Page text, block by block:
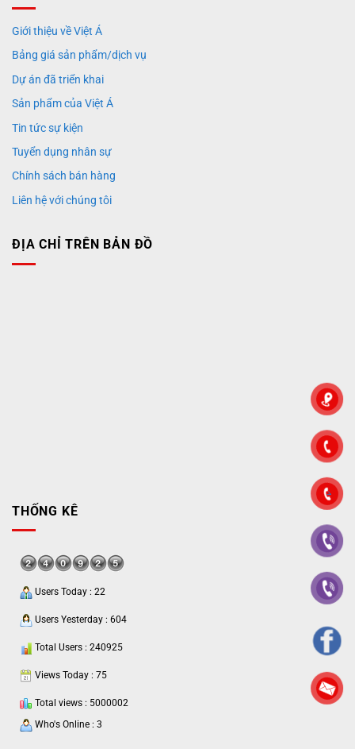
Giới thiệu về Việt Á
Bảng giá sản phẩm/dịch vụ
Dự án đã triển khai
Sản phẩm của Việt Á
Tin tức sự kiện
Tuyển dụng nhân sự
Chính sách bán hàng
Liên hệ với chúng tôi
ĐỊA CHỈ TRÊN BẢN ĐỒ
THỐNG KÊ
Users Today : 22
Users Yesterday : 604
Total Users : 240925
Views Today : 75
Total views : 5000002
Who's Online : 3
">